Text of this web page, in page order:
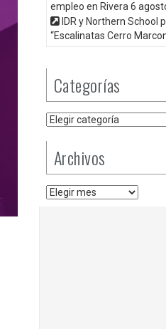
empleo en Rivera 6
IDR y Northern School
“Escalinatas Cerro
Categorías
Categorías
Archivos
Archivos